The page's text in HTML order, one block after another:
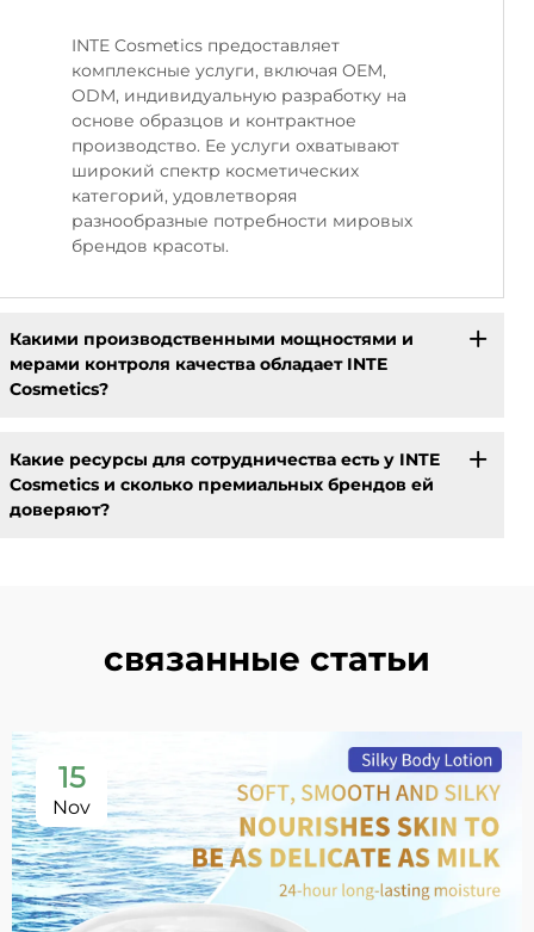
INTE Cosmetics предоставляет
комплексные услуги, включая OEM,
ODM, индивидуальную разработку на
основе образцов и контрактное
производство. Ее услуги охватывают
широкий спектр косметических
категорий, удовлетворяя
разнообразные потребности мировых
брендов красоты.
Какими производственными мощностями и
мерами контроля качества обладает INTE
Cosmetics?
Какие ресурсы для сотрудничества есть у INTE
Cosmetics и сколько премиальных брендов ей
доверяют?
связанные статьи
15
Nov